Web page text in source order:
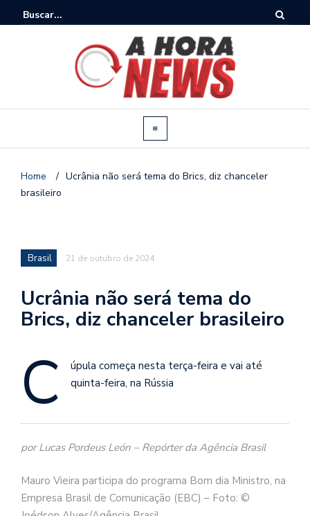
Home / Ucrânia não será tema do Brics, diz chanceler
brasileiro
Brasil 21 de outubro de 2024
Ucrânia não será tema do
Brics, diz chanceler brasileiro
C
úpula começa nesta terça-feira e vai até
quinta-feira, na Rússia
por Lucas Pordeus León – Repórter da Agência Brasil
Mauro Vieira participa do programa Bom dia Ministro, na
Empresa Brasil de Comunicação (EBC) – Foto: ©